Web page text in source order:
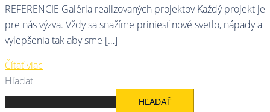
REFERENCIE Galéria realizovaných projektov Každý projekt je
pre nás výzva. Vždy sa snažíme priniesť nové svetlo, nápady a
vylepšenia tak aby sme […]
Čítať viac
Hľadať
HĽADAŤ